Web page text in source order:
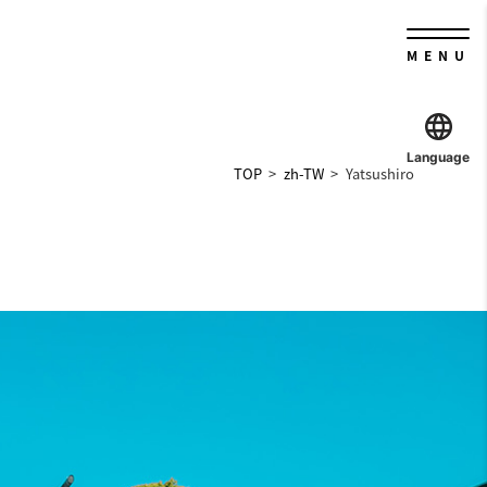
Language
MENU
TOP zh-TW Yatsushiro